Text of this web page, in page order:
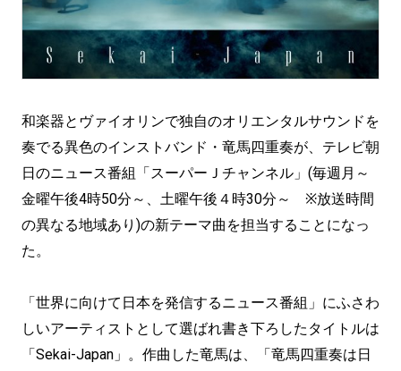
和楽器とヴァイオリンで独自のオリエンタルサウンドを
奏でる異色のインストバンド・竜馬四重奏が、テレビ朝
日のニュース番組「スーパーＪチャンネル」(毎週月～
金曜午後4時50分～、土曜午後４時30分～ ※放送時間
の異なる地域あり)の新テーマ曲を担当することになっ
た。
「世界に向けて日本を発信するニュース番組」にふさわ
しいアーティストとして選ばれ書き下ろしたタイトルは
「Sekai-Japan」。作曲した竜馬は、「竜馬四重奏は日